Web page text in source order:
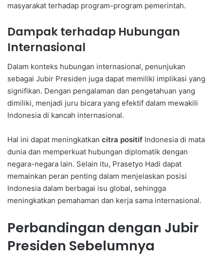
masyarakat terhadap program-program pemerintah.
Dampak terhadap Hubungan
Internasional
Dalam konteks hubungan internasional, penunjukan
sebagai Jubir Presiden juga dapat memiliki implikasi yang
signifikan. Dengan pengalaman dan pengetahuan yang
dimiliki, menjadi juru bicara yang efektif dalam mewakili
Indonesia di kancah internasional.
Hal ini dapat meningkatkan citra positif Indonesia di mata
dunia dan memperkuat hubungan diplomatik dengan
negara-negara lain. Selain itu, Prasetyo Hadi dapat
memainkan peran penting dalam menjelaskan posisi
Indonesia dalam berbagai isu global, sehingga
meningkatkan pemahaman dan kerja sama internasional.
Perbandingan dengan Jubir
Presiden Sebelumnya